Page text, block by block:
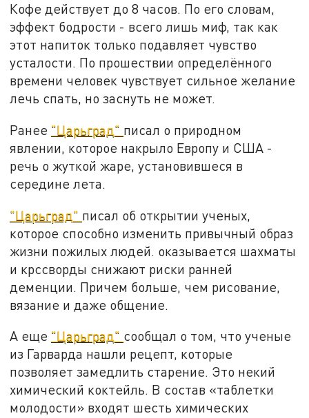
Кофе действует до 8 часов. По его словам,
эффект бодрости - всего лишь миф, так как
этот напиток только подавляет чувство
усталости. По прошествии определённого
времени человек чувствует сильное желание
лечь спать, но заснуть не может.
Ранее "Царьград" писал о природном
явлении, которое накрыло Европу и США -
речь о жуткой жаре, установившеся в
середине лета.
"Царьград" писал об открытии ученых,
которое способно изменить привычный образ
жизни пожилых людей. оказывается шахматы
и крссворды снижают риски ранней
деменции. Причем больше, чем рисование,
вязание и даже общение.
А еще "Царьград" сообщал о том, что ученые
из Гарварда нашли рецепт, которые
позволяет замедлить старение. Это некий
химический коктейль. В состав «таблетки
молодости» входят шесть химических